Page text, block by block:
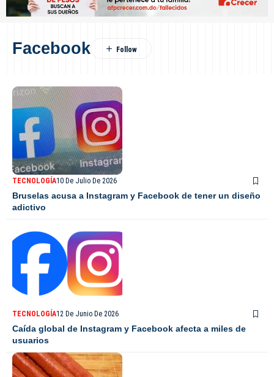
Facebook
TECNOLOGÍA10 De Julio De 2026
Bruselas acusa a Instagram y Facebook de tener un diseño
adictivo
TECNOLOGÍA12 De Junio De 2026
Caída global de Instagram y Facebook afecta a miles de
usuarios